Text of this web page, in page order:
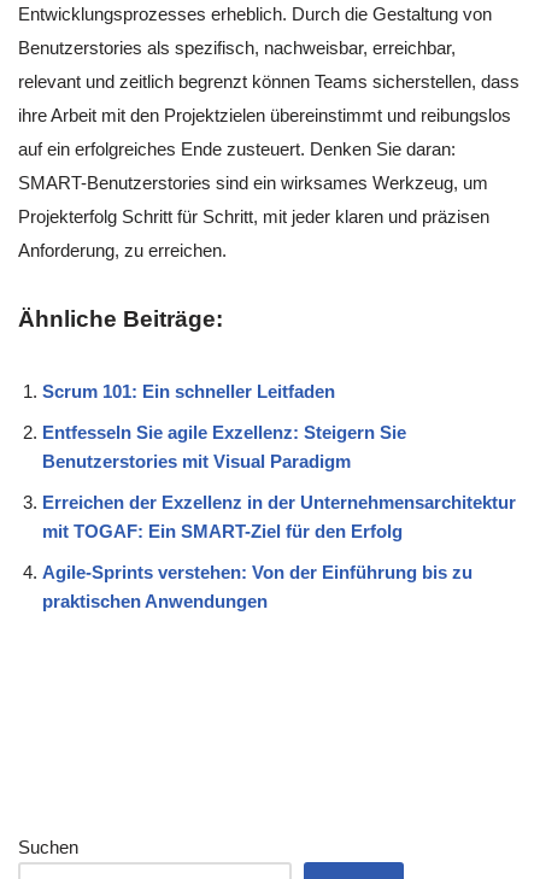
Entwicklungsprozesses erheblich. Durch die Gestaltung von
Benutzerstories als spezifisch, nachweisbar, erreichbar,
relevant und zeitlich begrenzt können Teams sicherstellen, dass
ihre Arbeit mit den Projektzielen übereinstimmt und reibungslos
auf ein erfolgreiches Ende zusteuert. Denken Sie daran:
SMART-Benutzerstories sind ein wirksames Werkzeug, um
Projekterfolg Schritt für Schritt, mit jeder klaren und präzisen
Anforderung, zu erreichen.
Ähnliche Beiträge:
Scrum 101: Ein schneller Leitfaden
Entfesseln Sie agile Exzellenz: Steigern Sie
Benutzerstories mit Visual Paradigm
Erreichen der Exzellenz in der Unternehmensarchitektur
mit TOGAF: Ein SMART-Ziel für den Erfolg
Agile-Sprints verstehen: Von der Einführung bis zu
praktischen Anwendungen
Suchen